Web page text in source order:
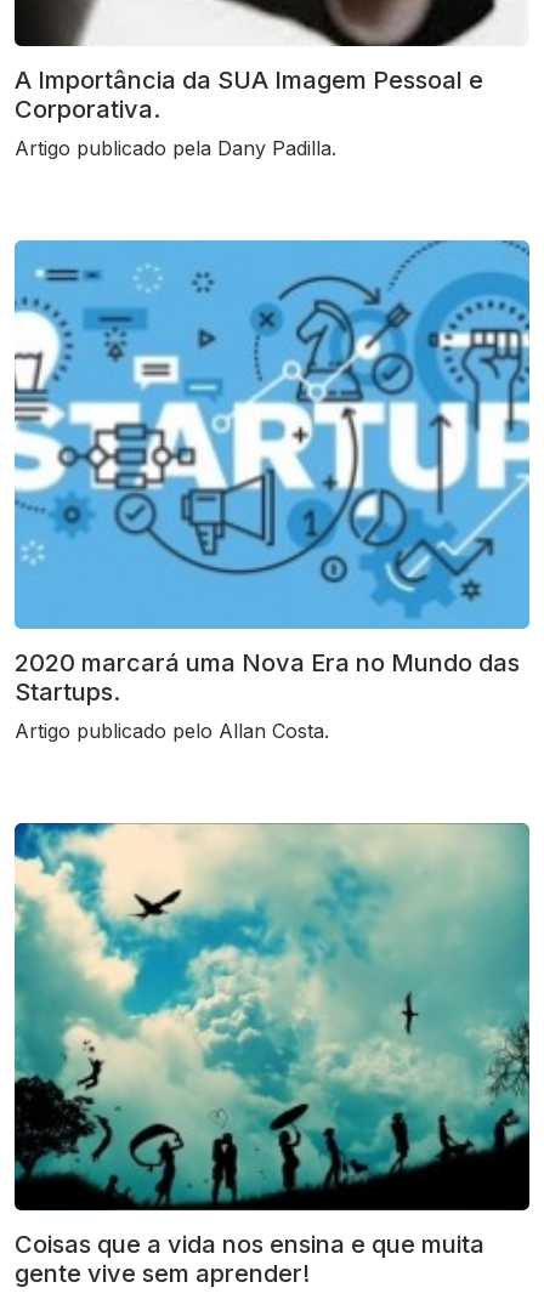
A Importância da SUA Imagem Pessoal e
Corporativa.
Artigo publicado pela Dany Padilla.
2020 marcará uma Nova Era no Mundo das
Startups.
Artigo publicado pelo Allan Costa.
Coisas que a vida nos ensina e que muita
gente vive sem aprender!